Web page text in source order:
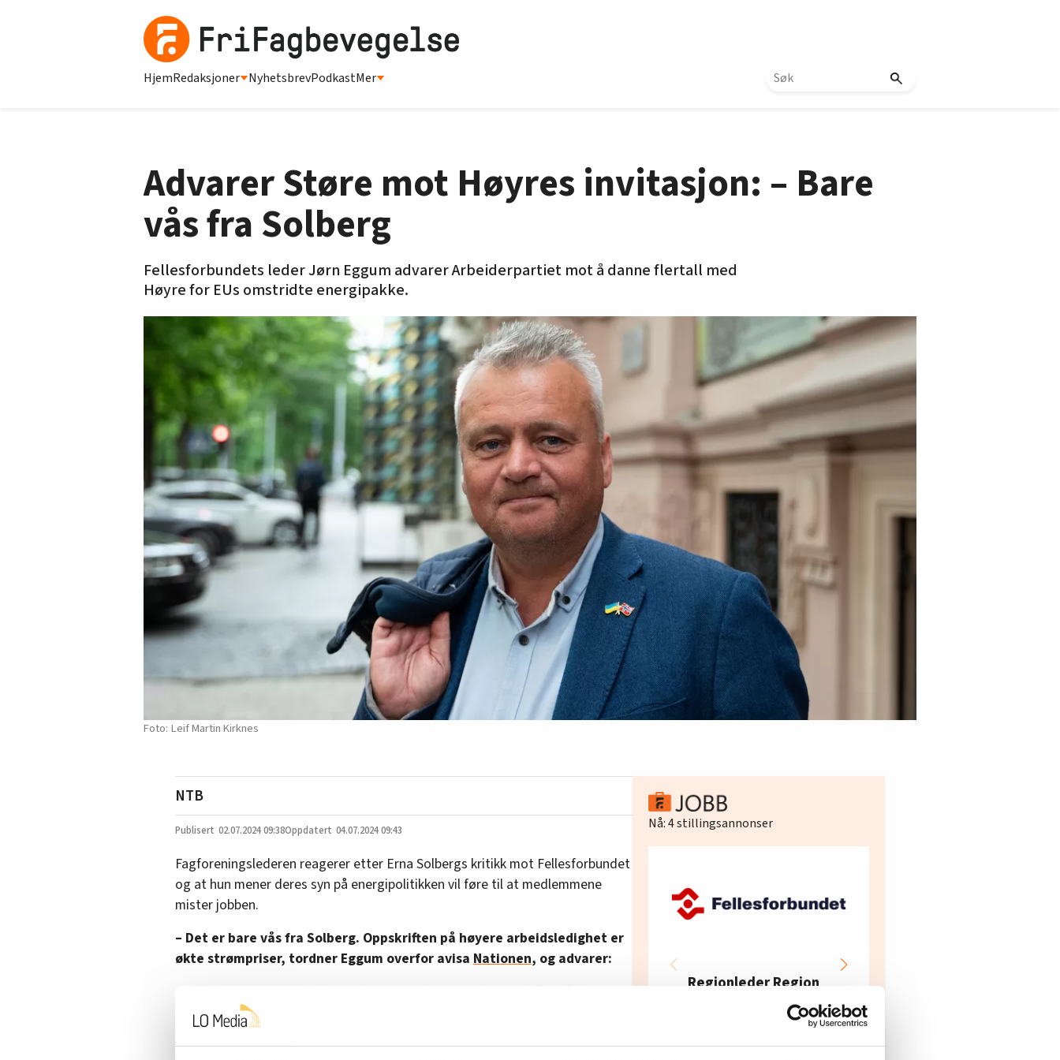
HjemRedaksjoner NyhetsbrevPodkastMer
Advarer Støre mot Høyres invitasjon: – Bare
vås fra Solberg
Fellesforbundets leder Jørn Eggum advarer Arbeiderpartiet mot å danne flertall med
Høyre for EUs omstridte energipakke.
Leif Martin Kirknes
NTB
02.07.202409:38 04.07.2024 09:43
Fagforeningslederen reagerer etter Erna Solbergs kritikk mot Fellesforbundet
og at hun mener deres syn på energipolitikken vil føre til at medlemmene
mister jobben.
– Det er bare vås fra Solberg. Oppskriften på høyere arbeidsledighet er
økte strømpriser, tordner Eggum overfor avisa Nationen, og advarer:
Under Høyres sommerpressekonferanse inviterte Erna Solberg
Arbeiderpartiet til å danne flertall med Høyre – hvis det trengs – for å
Nå:4stillingsannonser
Regionleder Region
Moelv